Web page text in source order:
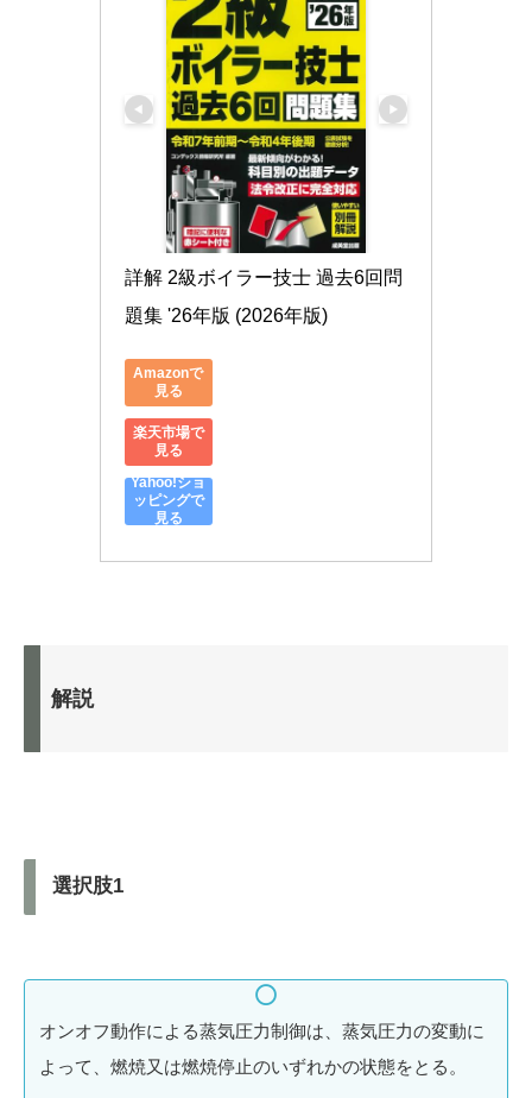
詳解 2級ボイラー技士 過去6回問
題集 '26年版 (2026年版)
Amazonで
見る
楽天市場で
見る
Yahoo!ショ
ッピングで
見る
解説
選択肢1
オンオフ動作による蒸気圧力制御は、蒸気圧力の変動に
よって、燃焼又は燃焼停止のいずれかの状態をとる。